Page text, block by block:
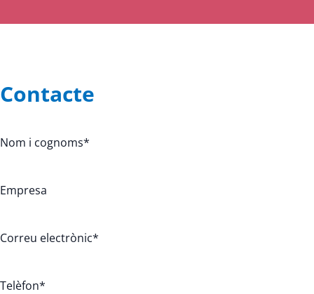
Contacte
Nom i cognoms*
Empresa
Correu electrònic*
Telèfon*